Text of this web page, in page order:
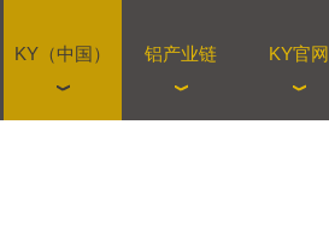
KY（中国） 铝产业链 KY官网